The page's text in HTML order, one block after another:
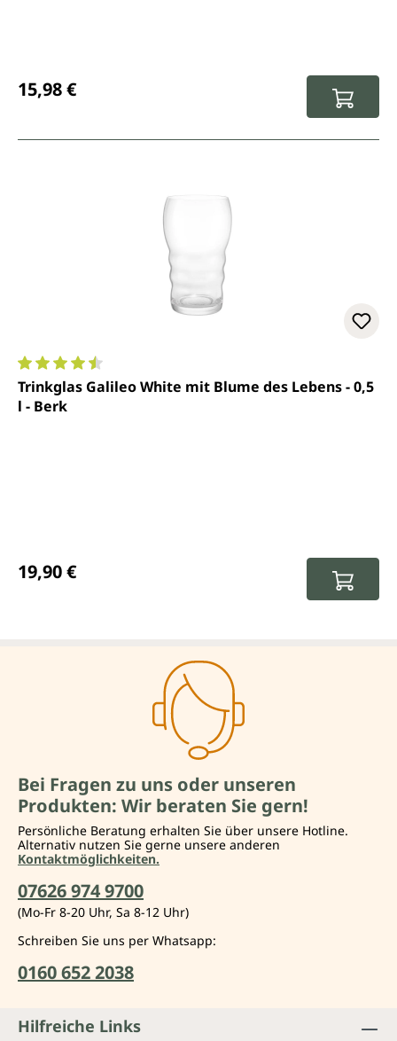
15,98 €
Durchschnittliche Bewertung von 4.6 von 5 Sternen
Trinkglas Galileo White mit Blume des Lebens - 0,5
l - Berk
19,90 €
Bei Fragen zu uns oder unseren
Produkten: Wir beraten Sie gern!
Persönliche Beratung erhalten Sie über unsere Hotline.
Alternativ nutzen Sie gerne unsere anderen
Kontaktmöglichkeiten.
07626 974 9700
(Mo-Fr 8-20 Uhr, Sa 8-12 Uhr)
Schreiben Sie uns per Whatsapp:
0160 652 2038
Hilfreiche Links